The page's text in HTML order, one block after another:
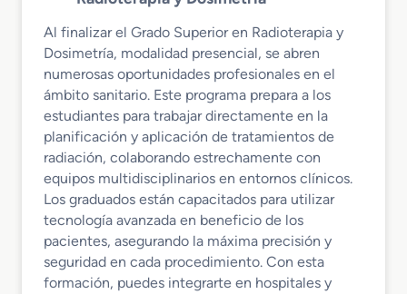
Al finalizar el Grado Superior en Radioterapia y
Dosimetría, modalidad presencial, se abren
numerosas oportunidades profesionales en el
ámbito sanitario. Este programa prepara a los
estudiantes para trabajar directamente en la
planificación y aplicación de tratamientos de
radiación, colaborando estrechamente con
equipos multidisciplinarios en entornos clínicos.
Los graduados están capacitados para utilizar
tecnología avanzada en beneficio de los
pacientes, asegurando la máxima precisión y
seguridad en cada procedimiento. Con esta
formación, puedes integrarte en hospitales y